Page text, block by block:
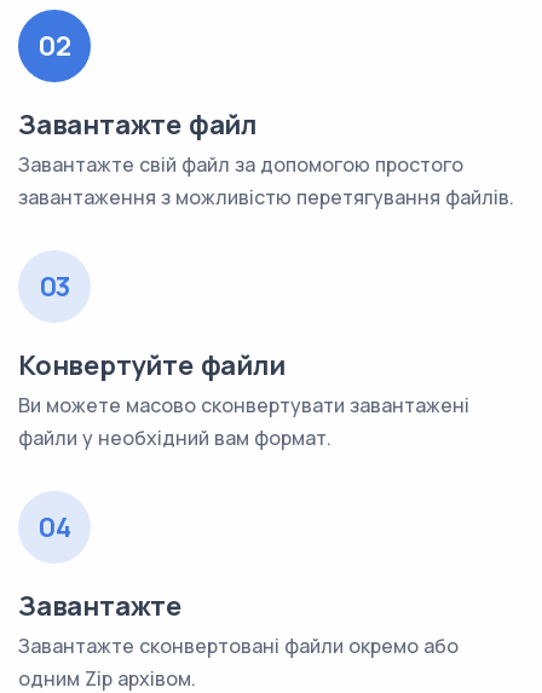
02
Завантажте файл
Завантажте свій файл за допомогою простого
завантаження з можливістю перетягування файлів.
03
Конвертуйте файли
Ви можете масово сконвертувати завантажені
файли у необхідний вам формат.
04
Завантажте
Завантажте сконвертовані файли окремо або
одним Zip архівом.